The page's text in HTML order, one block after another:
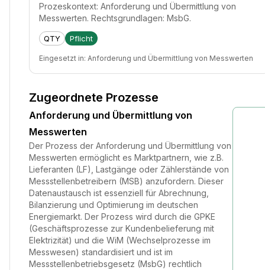
Prozeskontext: Anforderung und Übermittlung von
Messwerten. Rechtsgrundlagen: MsbG.
QTY Pflicht
Eingesetzt in: Anforderung und Übermittlung von Messwerten
Zugeordnete Prozesse
Anforderung und Übermittlung von
Messwerten
Der Prozess der Anforderung und Übermittlung von
Messwerten ermöglicht es Marktpartnern, wie z.B.
Lieferanten (LF), Lastgänge oder Zählerstände von
Messstellenbetreibern (MSB) anzufordern. Dieser
Datenaustausch ist essenziell für Abrechnung,
Bilanzierung und Optimierung im deutschen
Energiemarkt. Der Prozess wird durch die GPKE
(Geschäftsprozesse zur Kundenbelieferung mit
Elektrizität) und die WiM (Wechselprozesse im
Messwesen) standardisiert und ist im
Messstellenbetriebsgesetz (MsbG) rechtlich